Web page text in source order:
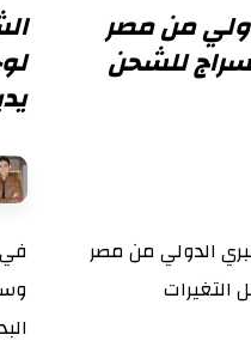
من مصر
للشحن
الدولي من مصر
٢٠٢٦؟ في ظل التغيرات